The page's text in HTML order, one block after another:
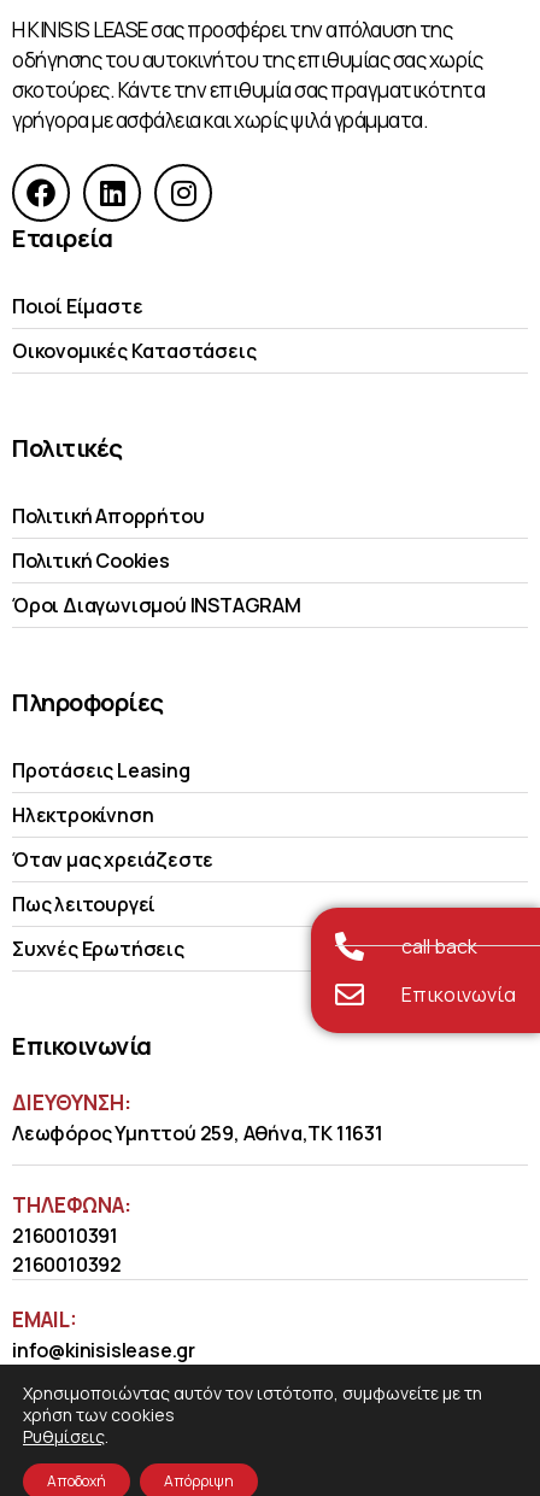
Η KINISIS LEASE σας προσφέρει την απόλαυση της
οδήγησης του αυτοκινήτου της επιθυμίας σας χωρίς
σκοτούρες. Κάντε την επιθυμία σας πραγματικότητα
γρήγορα με ασφάλεια και χωρίς ψιλά γράμματα.
Εταιρεία
Ποιοί Είμαστε
Οικονομικές Kαταστάσεις
Πολιτικές
Πολιτική Απορρήτου
Πολιτική Cookies
Όροι Διαγωνισμού INSTAGRAM
Πληροφορίες
Προτάσεις Leasing
Ηλεκτροκίνηση
Όταν μας χρειάζεστε
Πως λειτουργεί
Συχνές Ερωτήσεις
Επικοινωνία
ΔΙΕΥΘΥΝΣΗ:
Λεωφόρος Υμηττού 259, Αθήνα,ΤΚ 11631
ΤΗΛΈΦΩΝΑ:
2160010391
2160010392
EMAIL:
info@kinisislease.gr
call back
Επικοινωνία
Χρησιμοποιώντας αυτόν τον ιστότοπο, συμφωνείτε με τη
χρήση των cookies
Ρυθμίσεις.
Αποδοχή Απόρριψη